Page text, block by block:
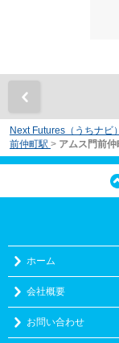
Next Futures（うちナビ）
前仲町駅 > アムス門前仲
ホーム
会社概要
お問い合わせ